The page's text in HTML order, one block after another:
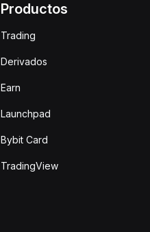
Productos
Trading
Derivados
Earn
Launchpad
Bybit Card
TradingView